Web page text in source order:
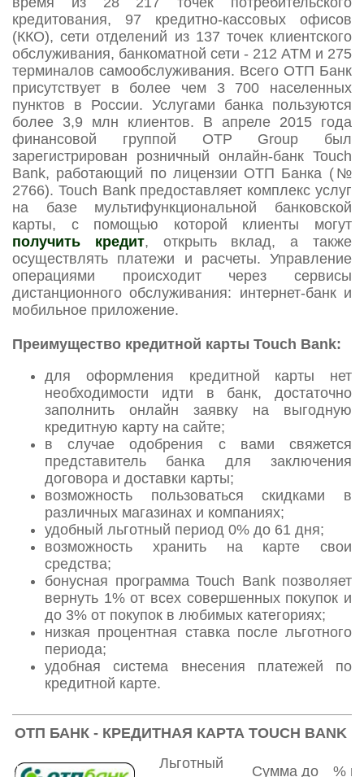
кредитования, 97 кредитно-кассовых офисов
(ККО), сети отделений из 137 точек клиентского
обслуживания, банкоматной сети - 212 АТМ и 275
терминалов самообслуживания. Всего ОТП Банк
присутствует в более чем 3 700 населенных
пунктов в России. Услугами банка пользуются
более 3,9 млн клиентов. В апреле 2015 года
финансовой группой OTP Group был
зарегистрирован розничный онлайн-банк Touch
Bank, работающий по лицензии ОТП Банка (№
2766). Touch Bank предоставляет комплекс услуг
на базе мультифункциональной банковской
карты, с помощью которой клиенты могут
получить кредит, открыть вклад, а также
осуществлять платежи и расчеты. Управление
операциями происходит через сервисы
дистанционного обслуживания: интернет-банк и
мобильное приложение.
Преимущество кредитной карты Touch Bank:
для оформления кредитной карты нет
необходимости идти в банк, достаточно
заполнить онлайн заявку на выгодную
кредитную карту на сайте;
в случае одобрения с вами свяжется
представитель банка для заключения
договора и доставки карты;
возможность пользоваться скидками в
различных магазинах и компаниях;
удобный льготный период 0% до 61 дня;
возможность хранить на карте свои
средства;
бонусная программа Touch Bank позволяет
вернуть 1% от всех совершенных покупок и
до 3% от покупок в любимых категориях;
низкая процентная ставка после льготного
периода;
удобная система внесения платежей по
кредитной карте.
ОТП БАНК - КРЕДИТНАЯ КАРТА TOUCH BANK
Льготный
Сумма до %